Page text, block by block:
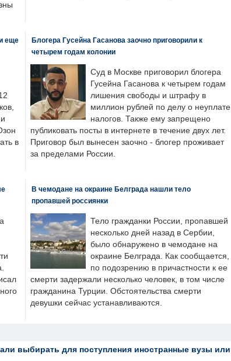
еще
в
Блогера Гусейна Гасанова заочно приговорили к
четырем годам колонии
Суд в Москве приговорил блогера
Гусейна Гасанова к четырем годам
лишения свободы и штрафу в
миллион рублей по делу о неуплате
налогов. Также ему запрещено
публиковать посты в интернете в течение двух лет.
Приговор был вынесен заочно - блогер проживает
за пределами России.
В чемодане на окраине Белграда нашли тело
пропавшей россиянки
Тело гражданки России, пропавшей
несколько дней назад в Сербии,
было обнаружено в чемодане на
окраине Белграда. Как сообщается,
по подозрению в причастности к ее
смерти задержали несколько человек, в том числе
гражданина Турции. Обстоятельства смерти
девушки сейчас устанавливаются.
выбирать для поступления иностранные вузы или